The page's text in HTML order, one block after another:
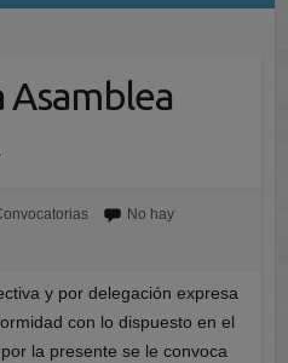
No hay
y por delegación expresa
con lo dispuesto en el
la presente se le convoca